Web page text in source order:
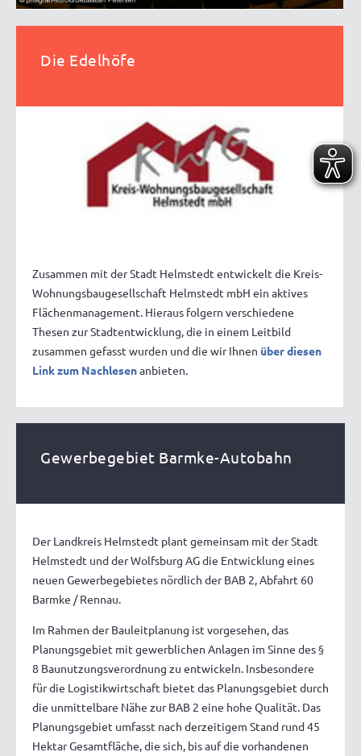
Die Edelhöfe
Zusammen mit der Stadt Helmstedt entwickelt die Kreis-
Wohnungsbaugesellschaft Helmstedt mbH ein aktives
Flächenmanagement. Hieraus folgern verschiedene
Thesen zur Stadtentwicklung, die in einem Leitbild
zusammen gefasst wurden und die wir Ihnen über diesen
Link zum Nachlesenanbieten.
Gewerbegebiet Barmke-Autobahn
Der Landkreis Helmstedt plant gemeinsam mit der Stadt
Helmstedt und der Wolfsburg AG die Entwicklung eines
neuen Gewerbegebietes nördlich der BAB 2, Abfahrt 60
Barmke / Rennau.
Im Rahmen der Bauleitplanung ist vorgesehen, das
Planungsgebiet mit gewerblichen Anlagen im Sinne des §
8 Baunutzungsverordnung zu entwickeln. Insbesondere
für die Logistikwirtschaft bietet das Planungsgebiet durch
die unmittelbare Nähe zur BAB 2 eine hohe Qualität. Das
Planungsgebiet umfasst nach derzeitigem Stand rund 45
Hektar Gesamtfläche, die sich, bis auf die vorhandenen